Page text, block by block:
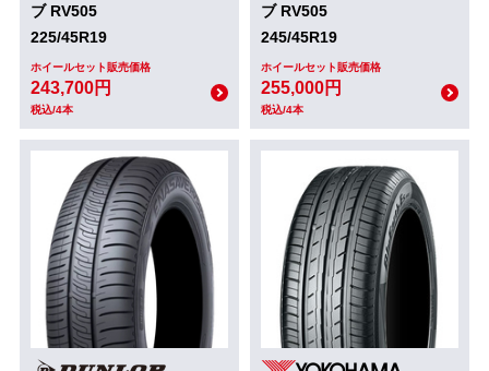
ブ RV505
225/45R19
ホイールセット販売価格
243,700円
税込/4本
ブ RV505
245/45R19
ホイールセット販売価格
255,000円
税込/4本